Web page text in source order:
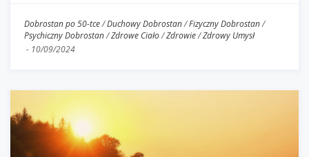
Dobrostan po 50-tce/Duchowy Dobrostan/Fizyczny Dobrostan/
Psychiczny Dobrostan/Zdrowe Ciało/Zdrowie/Zdrowy Umysł
- 10/09/2024